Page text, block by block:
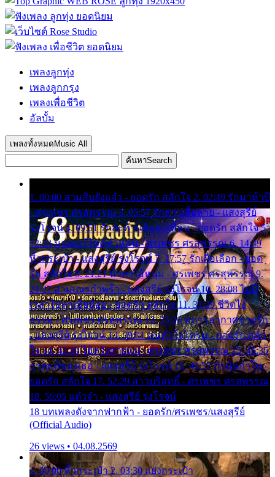
เพลงลูกทุ่ง
เพลงลูกกรุง
เพลงเพื่อชีวิต
อัลบั้ม
เพลงทั้งหมด Music All
ค้นหาSearch
1. 00:00 สามสิบยังแจ๋ว - ยอดรัก สลักใจ 2. 02:49 รักมาห้าปี
- ศรเพชร ศรสุพรรณ 3. 05:57 รักสาวเสื้อลาย - แสงสุรีย์
รุ่งโรจน์ 4. 09:51 รักสะท้านดินสะเทือน - ยอดรัก สลักใจ 5.
12:23 มอเตอร์ไซค์ทำหล่น - ศรเพชร ศรสุพรรณ 6. 14:49
หิ้วกระเป๋า - แสงสุรีย์ รุ่งโรจน์ 7. 17:57 รักเผื่อเลือก - ยอด
รัก สลักใจ 8. 21:21 น้ำตาไอ้หนุ่ม - ศรเพชร ศรสุพรรณ 9.
24:27 สามเณรกำพร้า - แสงสุรีย์ รุ่งโรจน์ 10. 28:08 ไม่มี
เวลาไปหาเมียน้อย - ยอดรัก สลักใจ 11. 31:29 ชีวิตไอ้
ธรรม - ศรเพชร ศรสุพรรณ 12. 35:26 ทหารอากาศขาดรัก
- แสงสุรีย์ รุ่งโรจน์ 13. 39:01 คนหัวใจโทรม - ยอดรัก สลัก
ใจ 14. 42:49 ไอ้หวังตายแน่ - ศรเพชร ศรสุพรรณ 15. 46:35
ธาตุแท้ของเธอ - แสงสุรีย์ รุ่งโรจน์ 16. 49:57 กำนันกำใน -
ยอดรัก สลักใจ 17. 52:29 สาวบริสุทธิ์ - ศรเพชร ศรสุพรรณ
18. 56:05 แต๋วจ๋า - แสงสุรีย์ รุ่งโรจน์
18 บทเพลงดังจากฟากฟ้า - ยอดรัก/ศรเพชร/แสงสุรีย์
(Official Audio)
26 views • 04.08.2569
1. 00:00 หิ้วกระเป๋า 2. 03:30 แย่งกระเป๋า